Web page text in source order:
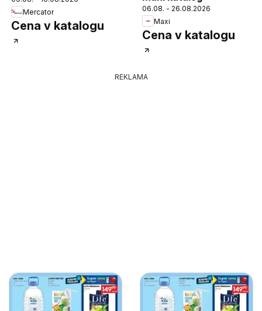
Mercator
Cena v katalogu
06.08. - 26.08.2026
Maxi
Cena v katalogu
REKLAMA